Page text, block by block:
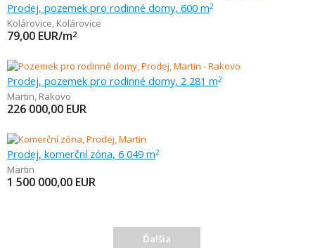
Prodej, pozemek pro rodinné domy, 600 m2
Kolárovice, Kolárovice
79,00 EUR/m2
Prodej, pozemek pro rodinné domy, 2 281 m2
Martin, Rakovo
226 000,00 EUR
Prodej, komerční zóna, 6 049 m2
Martin
1 500 000,00 EUR
Ďalšia